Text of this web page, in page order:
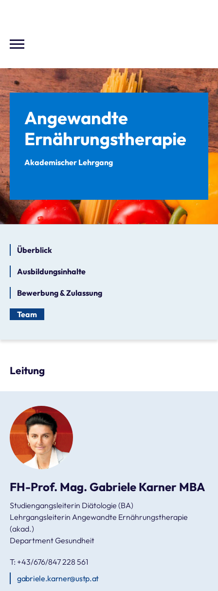
Angewandte
Ernährungstherapie
Akademischer Lehrgang
Überblick
Ausbildungsinhalte
Bewerbung & Zulassung
Team
Leitung
FH-Prof. Mag. Gabriele Karner MBA
Studiengangsleiterin Diätologie (BA)
Lehrgangsleiterin Angewandte Ernährungstherapie
(akad.)
Department Gesundheit
T: +43/676/847 228 561
gabriele.karner@ustp.at